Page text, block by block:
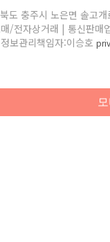
도 충주시 노은면 솔고
/전자상거래 | 통신판매
보관리책임자:이승호